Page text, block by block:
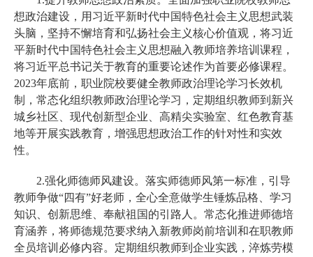
想政治建设，用习近平新时代中国特色社会主义思想武装
头脑，坚持不懈培育和弘扬社会主义核心价值观，将习近
平新时代中国特色社会主义思想融入教师培养培训课程，
将习近平总书记关于教育的重要论述作为首要必修课程。
2023年底前，职业院校要健全教师政治理论学习长效机
制，常态化组织教师政治理论学习，定期组织教师到新兴
城乡社区、现代创新型企业、高精尖实验室、红色教育基
地等开展实践教育，增强思想政治工作的针对性和实效
性。
2.强化师德师风建设。落实师德师风第一标准，引导
教师争做“四有”好老师，全心全意做学生锤炼品格、学习
知识、创新思维、奉献祖国的引路人。常态化推进师德培
育涵养，将师德规范要求纳入新教师岗前培训和在职教师
全员培训必修内容。定期组织教师到企业实践，淬炼劳模